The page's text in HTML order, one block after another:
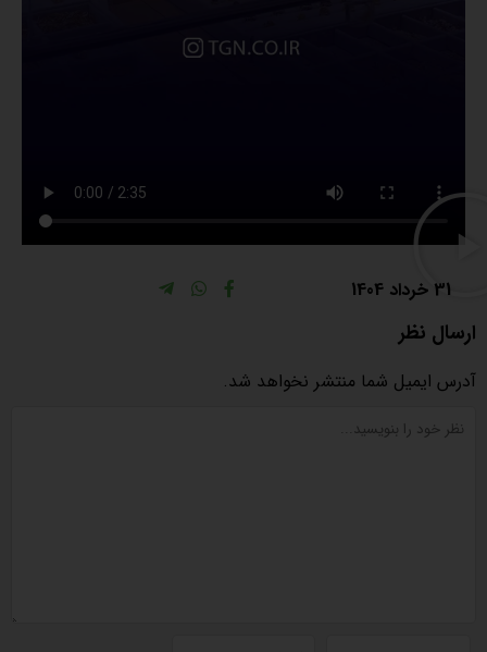
31 خرداد 1404
ارسال نظر
آدرس ایمیل شما منتشر نخواهد شد.